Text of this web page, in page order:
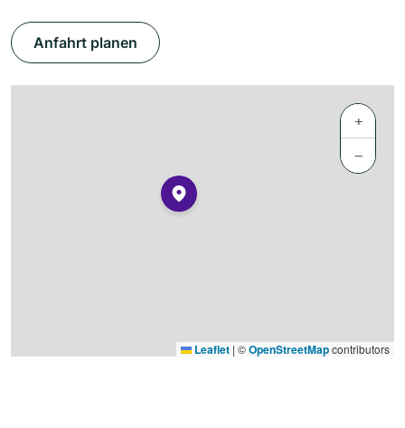
Anfahrt planen
+
−
Leaflet | ©OpenStreetMapcontributors